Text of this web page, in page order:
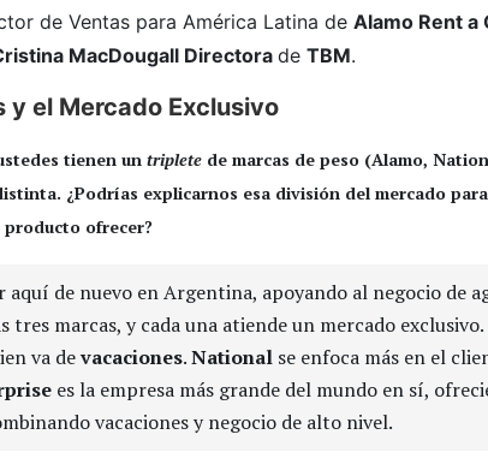
de Ventas para América Latina de Alamo Rent a
MacDougall Directorade TBM.
y el Mercado Exclusivo
tienen un triplete de marcas de peso (Alamo,
¿Podrías explicarnos esa división del mercado
producto ofrecer?
aquí de nuevo en Argentina, apoyando al negocio de
tres marcas, y cada una atiende un mercado exclusivo.
va devacaciones.National se enfoca más en el
es la empresa más grande del mundo en sí,
vacaciones y negocio de alto nivel.